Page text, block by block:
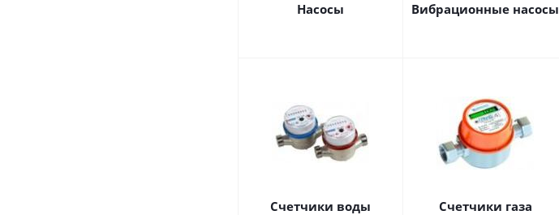
Насосы Вибрационные насосы
Счетчики воды Счетчики газа